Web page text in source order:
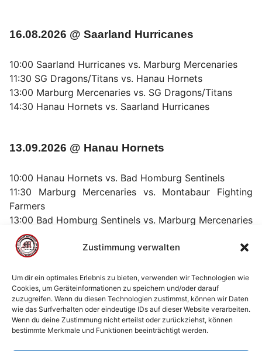
Zustimmung verwalten
Um dir ein optimales Erlebnis zu bieten, verwenden wir Technologien wie
Cookies, um Geräteinformationen zu speichern und/oder darauf
zuzugreifen. Wenn du diesen Technologien zustimmst, können wir Daten
wie das Surfverhalten oder eindeutige IDs auf dieser Website verarbeiten.
Wenn du deine Zustimmung nicht erteilst oder zurückziehst, können
bestimmte Merkmale und Funktionen beeinträchtigt werden.
16.08.2026 @ Saarland Hurricanes
10:00 Saarland Hurricanes vs. Marburg Mercenaries
11:30 SG Dragons/Titans vs. Hanau Hornets
13:00 Marburg Mercenaries vs. SG Dragons/Titans
14:30 Hanau Hornets vs. Saarland Hurricanes
13.09.2026 @ Hanau Hornets
10:00 Hanau Hornets vs. Bad Homburg Sentinels
11:30 Marburg Mercenaries vs. Montabaur Fighting
Farmers
13:00 Bad Homburg Sentinels vs. Marburg Mercenaries
14:30 Montabaur Fighting Farmers vs. Hanau Hornets
© 2002 - 2026 American Football Verein Marburg
Mercenaries e.V. |die Stadt Marburg|Impressum
Datenschutzerklärung|Cookie-Richtlinie (EU)
Kontakt